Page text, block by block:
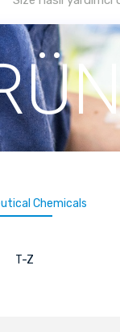
Chemicals
T-Z